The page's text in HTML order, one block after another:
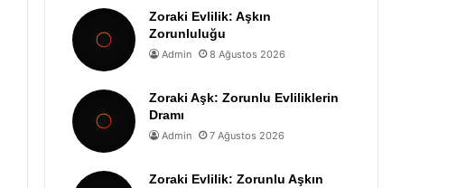
Zoraki Evlilik: Aşkın
Zorunluluğu
Admin 8 Ağustos 2026
Zoraki Aşk: Zorunlu Evliliklerin
Dramı
Admin 7 Ağustos 2026
Zoraki Evlilik: Zorunlu Aşkın